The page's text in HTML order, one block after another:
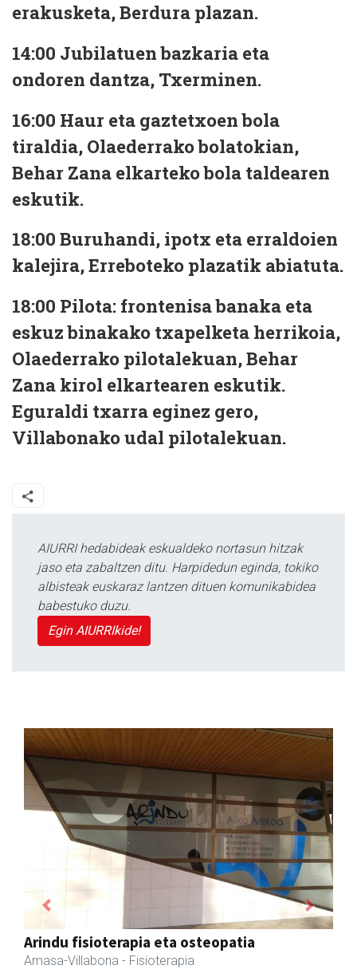
erakusketa, Berdura plazan.
14:00 Jubilatuen bazkaria eta
ondoren dantza, Txerminen.
16:00 Haur eta gaztetxoen bola
tiraldia, Olaederrako bolatokian,
Behar Zana elkarteko bola taldearen
eskutik.
18:00 Buruhandi, ipotx eta erraldoien
kalejira, Erreboteko plazatik abiatuta.
18:00 Pilota: frontenisa banaka eta
eskuz binakako txapelketa herrikoia,
Olaederrako pilotalekuan, Behar
Zana kirol elkartearen eskutik.
Eguraldi txarra eginez gero,
Villabonako udal pilotalekuan.
AIURRI hedabideak eskualdeko nortasun hitzak
jaso eta zabaltzen ditu. Harpidedun eginda, tokiko
albisteak euskaraz lantzen dituen komunikabidea
babestuko duzu.
Egin AIURRIkide!
Arindu fisioterapia eta osteopatia
Amasa-Villabona - Fisioterapia
Previous Next